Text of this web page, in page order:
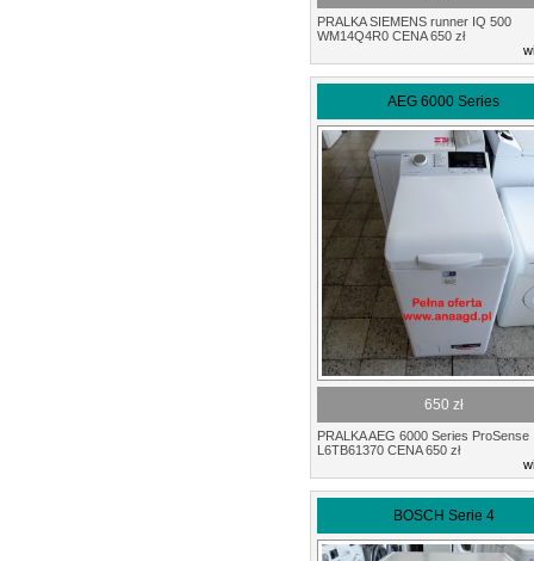
PRALKA SIEMENS runner IQ 500
WM14Q4R0 CENA 650 zł
AEG 6000 Series
650 zł
PRALKA AEG 6000 Series ProSense
L6TB61370 CENA 650 zł
BOSCH Serie 4